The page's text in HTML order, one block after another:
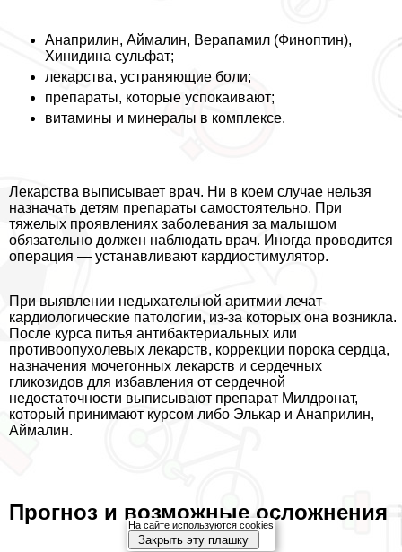
Анаприлин, Аймалин, Верапамил (Финоптин),
Хинидина сульфат;
лекарства, устраняющие боли;
препараты, которые успокаивают;
витамины и минералы в комплексе.
Лекарства выписывает врач. Ни в коем случае нельзя
назначать детям препараты самостоятельно. При
тяжелых проявлениях заболевания за малышом
обязательно должен наблюдать врач. Иногда проводится
операция — устанавливают кардиостимулятор.
При выявлении недыхательной аритмии лечат
кардиологические патологии, из-за которых она возникла.
После курса питья антибактериальных или
противоопухолевых лекарств, коррекции порока сердца,
назначения мочегонных лекарств и сердечных
гликозидов для избавления от сердечной
недостаточности выписывают препарат Милдронат,
который принимают курсом либо Элькар и Анаприлин,
Аймалин.
Прогноз и возможные осложнения
На сайте используются cookies
Закрыть эту плашку